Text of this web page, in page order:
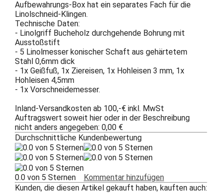
Aufbewahrungs-Box hat ein separates Fach für die
Linolschneid-Klingen.
Technische Daten:
- Linolgriff Bucheholz durchgehende Bohrung mit
Ausstoßstift
- 5 Linolmesser konischer Schaft aus gehärtetem
Stahl 0,6mm dick
- 1x Geißfuß, 1x Ziereisen, 1x Hohleisen 3 mm, 1x
Hohleisen 4,5mm
- 1x Vorschneidemesser.
Inland-Versandkosten ab 100,-€ inkl. MwSt
Auftragswert soweit hier oder in der Beschreibung
nicht anders angegeben: 0,00 €
Durchschnittliche Kundenbewertung
0.0 von 5 Sternen Kommentar hinzufügen
Kunden, die diesen Artikel gekauft haben, kauften auch: